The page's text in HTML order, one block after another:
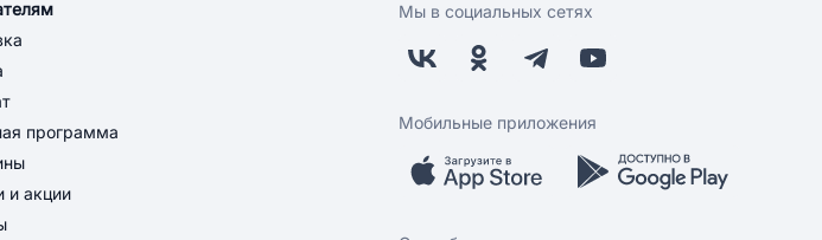
программа
и акции
Мы в социальных сетях
Мобильные приложения